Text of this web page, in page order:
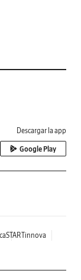
Descargar la app
Google Play
STARTinnova